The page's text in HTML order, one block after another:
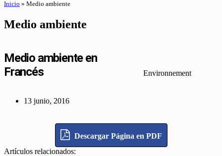
Inicio » Medio ambiente
Medio ambiente
Medio ambiente en
Francés
Environnement
13 junio, 2016
Descargar Página en PDF
Artículos relacionados: